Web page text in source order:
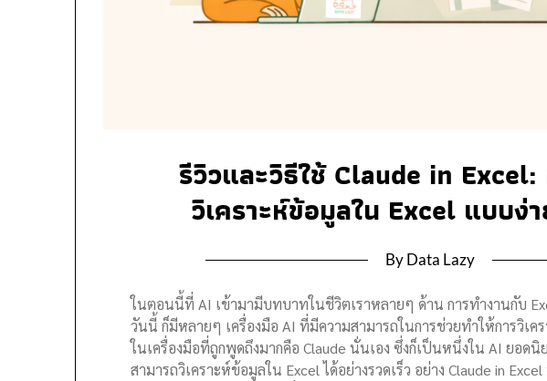
รีวิวและวิธีใช้ Claude in Excel:
วิเคราะห์ข้อมูลใน Excel แบบง่
By Data Lazy
ในตอนนี้ที่ AI เข้ามามีบทบาทในชีวิตเราหลายๆ ด้าน การทำงานกับ
วันนี้ ก็มีหลายๆ เครื่องมือ AI ที่มีความสามารถในการช่วยทำให้การวิเค
ในเครื่องมือที่ถูกพูดถึงมากคือ Claude นั่นเอง ซึ่งก็เป็นหนึ่งใน AI ยอดนิ
สามารถวิเคราะห์ข้อมูลใน Excel ได้อย่างรวดเร็ว อย่าง Claude in